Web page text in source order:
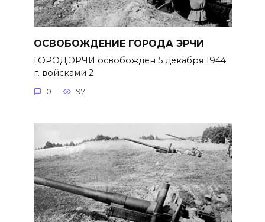
ОСВОБОЖДЕНИЕ ГОРОДА ЭРЧИ
ГОРОД ЭРЧИ освобожден 5 декабря 1944
г. войсками 2
0 97